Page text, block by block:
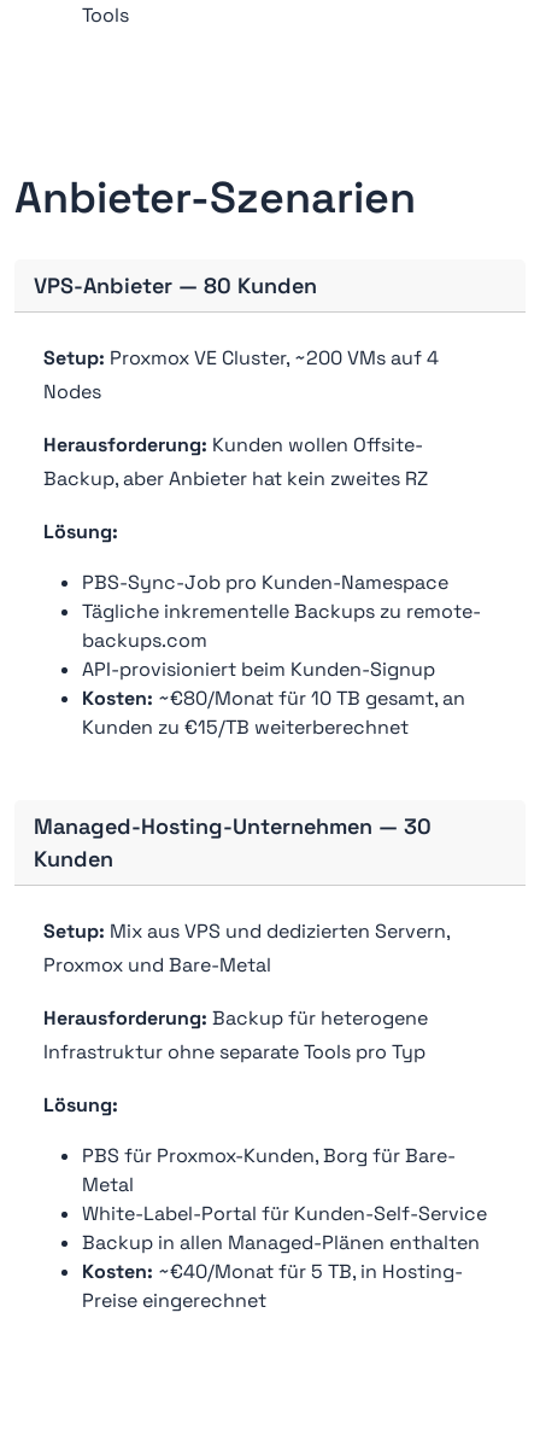
Tools
Anbieter-Szenarien
VPS-Anbieter — 80 Kunden
Setup: Proxmox VE Cluster, ~200 VMs auf 4
Nodes
Herausforderung: Kunden wollen Offsite-
Backup, aber Anbieter hat kein zweites RZ
Lösung:
PBS-Sync-Job pro Kunden-Namespace
Tägliche inkrementelle Backups zu remote-
backups.com
API-provisioniert beim Kunden-Signup
Kosten: ~€80/Monat für 10 TB gesamt, an
Kunden zu €15/TB weiterberechnet
Managed-Hosting-Unternehmen — 30
Kunden
Setup: Mix aus VPS und dedizierten Servern,
Proxmox und Bare-Metal
Herausforderung: Backup für heterogene
Infrastruktur ohne separate Tools pro Typ
Lösung:
PBS für Proxmox-Kunden, Borg für Bare-
Metal
White-Label-Portal für Kunden-Self-Service
Backup in allen Managed-Plänen enthalten
Kosten: ~€40/Monat für 5 TB, in Hosting-
Preise eingerechnet